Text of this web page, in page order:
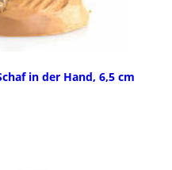
in der Hand, 6,5 cm